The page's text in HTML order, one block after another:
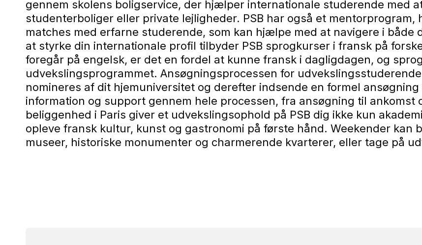
gennem skolens boligservice, der hjælper internationale studerende med
studenterboliger eller private lejligheder. PSB har også et
matches med erfarne studerende, som kan hjælpe med at navigere i både
at styrke din internationale profil tilbyder PSB sprogkurser i fransk på
foregår på engelsk, er det en fordel at kunne fransk i dagligdagen, og
udvekslingsprogrammet. Ansøgningsprocessen for
nomineres af dit hjemuniversitet og derefter indsende en formel
information og support gennem hele processen, fra ansøgning til ankomst
beliggenhed i Paris giver et udvekslingsophold på PSB dig ikke kun
opleve fransk kultur, kunst og gastronomi på første hånd. Weekender kan
museer, historiske monumenter og charmerende kvarterer, eller tage på